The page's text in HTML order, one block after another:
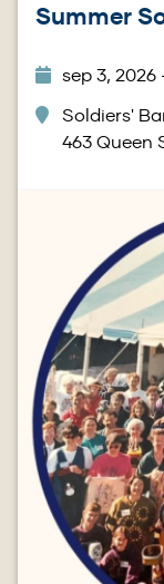
Summer
sep 3, 2026
Soldiers'
463 Queen